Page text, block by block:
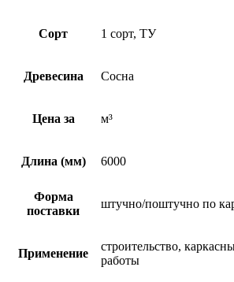
Сорт 1 сорт, ТУ
Древесина Сосна
Цена за м³
Длина (мм) 6000
Форма
поставки
штучно/поштучно по
Применение
строительство,
работы